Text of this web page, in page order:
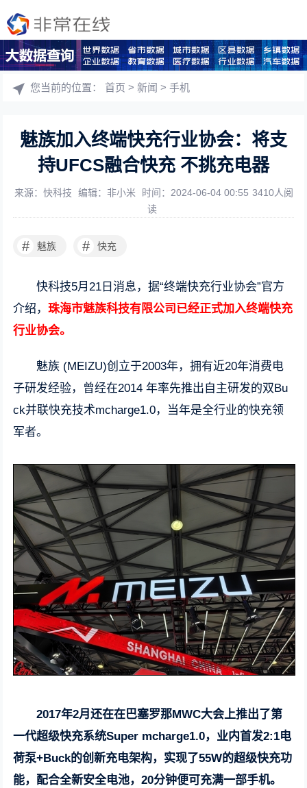
您当前的位置：首页 >新闻 >手机
魅族加入终端快充行业协会：将支
持UFCS融合快充 不挑充电器
来源：快科技 编辑：非小米 时间：2024-06-04 00:55 3410人阅
读
# 魅族 # 快充
快科技5月21日消息，据“终端快充行业协会”官方
介绍，珠海市魅族科技有限公司已经正式加入终端快充
行业协会。
魅族 (MEIZU)创立于2003年，拥有近20年消费电
子研发经验，曾经在2014 年率先推出自主研发的双Bu
ck并联快充技术mcharge1.0，当年是全行业的快充领
军者。
2017年2月还在在巴塞罗那MWC大会上推出了第
一代超级快充系统Super mcharge1.0，业内首发2:1电
荷泵+Buck的创新充电架构，实现了55W的超级快充功
能，配合全新安全电池，20分钟便可充满一部手机。